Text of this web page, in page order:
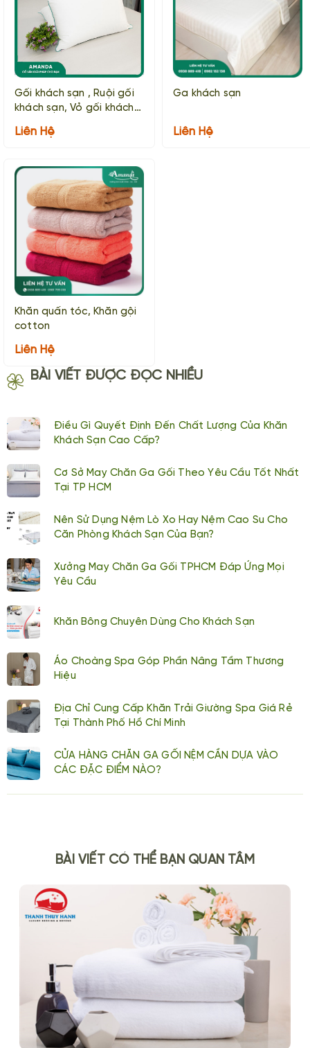
Gối khách sạn , Ruội gối
khách sạn, Vỏ gối khách
Liên Hệ
Ga khách sạn
Liên Hệ
Khăn quấn tóc, Khăn gội
cotton
Liên Hệ
BÀI VIẾT ĐƯỢC ĐỌC NHIỀU
Điều Gì Quyết Định Đến Chất Lượng Của Khăn
Khách Sạn Cao Cấp?
Cơ Sở May Chăn Ga Gối Theo Yêu Cầu Tốt Nhất
Tại TP HCM
Nên Sử Dụng Nệm Lò Xo Hay Nệm Cao Su Cho
Căn Phòng Khách Sạn Của Bạn?
Xưởng May Chăn Ga Gối TPHCM Đáp Ứng Mọi
Yêu Cầu
Khăn Bông Chuyên Dùng Cho Khách Sạn
Áo Choàng Spa Góp Phần Nâng Tầm Thương
Hiệu
Địa Chỉ Cung Cấp Khăn Trải Giường Spa Giá Rẻ
Tại Thành Phố Hồ Chí Minh
CỬA HÀNG CHĂN GA GỐI NỆM CẦN DỰA VÀO
CÁC ĐẶC ĐIỂM NÀO?
BÀI VIẾT CÓ THỂ BẠN QUAN TÂM